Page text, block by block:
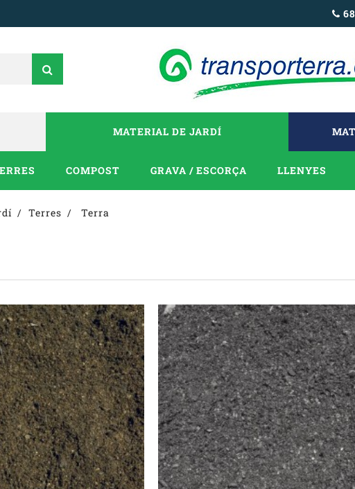
MATERIAL DE JARDÍ
COMPOST GRAVA / ESCORÇA LLENYES
Terres Terra